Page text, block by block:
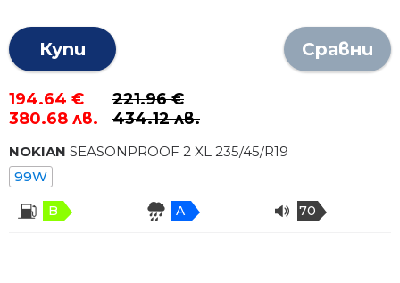
Купи Сравни
194.64 €
380.68 лв.
221.96 €
434.12 лв.
NOKIAN SEASONPROOF 2 XL 235/45/R19
99W
B A 70